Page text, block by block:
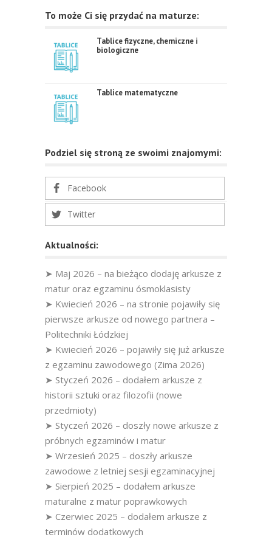
To może Ci się przydać na maturze:
Tablice fizyczne, chemiczne i
biologiczne
Tablice matematyczne
Podziel się stroną ze swoimi znajomymi:
Facebook
Twitter
Aktualności:
➤ Maj 2026 – na bieżąco dodaję arkusze z
matur oraz egzaminu ósmoklasisty
➤ Kwiecień 2026 – na stronie pojawiły się
pierwsze arkusze od nowego partnera –
Politechniki Łódzkiej
➤ Kwiecień 2026 – pojawiły się już arkusze
z egzaminu zawodowego (Zima 2026)
➤ Styczeń 2026 – dodałem arkusze z
historii sztuki oraz filozofii (nowe
przedmioty)
➤ Styczeń 2026 – doszły nowe arkusze z
próbnych egzaminów i matur
➤ Wrzesień 2025 – doszły arkusze
zawodowe z letniej sesji egzaminacyjnej
➤ Sierpień 2025 – dodałem arkusze
maturalne z matur poprawkowych
➤ Czerwiec 2025 – dodałem arkusze z
terminów dodatkowych